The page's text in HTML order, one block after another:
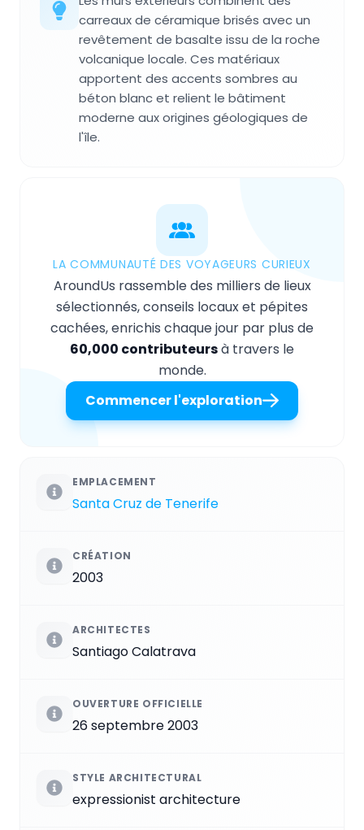
carreaux de céramique brisés avec un
revêtement de basalte issu de la roche
volcanique locale. Ces matériaux
apportent des accents sombres au
béton blanc et relient le bâtiment
moderne aux origines géologiques de
l'île.
LA COMMUNAUTÉ DES VOYAGEURS CURIEUX
AroundUs rassemble des milliers de lieux
sélectionnés, conseils locaux et pépites
cachées, enrichis chaque jour par plus de
60,000 contributeursà travers le
monde.
Commencer l'exploration
EMPLACEMENT
Santa Cruz de Tenerife
CRÉATION
2003
ARCHITECTES
Santiago Calatrava
OUVERTURE OFFICIELLE
26 septembre 2003
STYLE ARCHITECTURAL
expressionist architecture